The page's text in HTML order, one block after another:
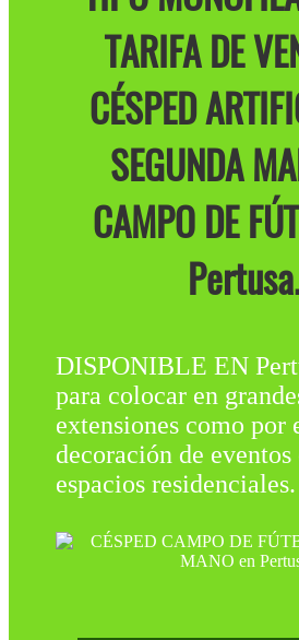
TARIFA DE
CÉSPED
SEGUNDA
CAMPO DE
DISPONIBLE EN
para colocar en
extensiones como por
decoración de eventos
espacios residenciales.